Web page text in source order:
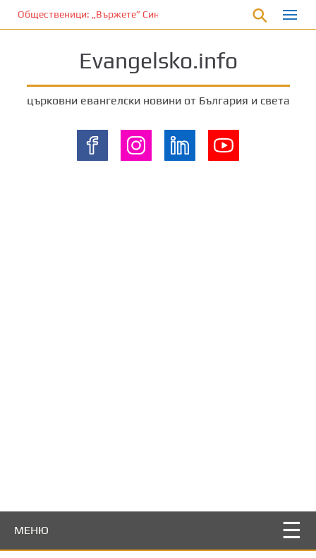
е
Общественици: „Вържете” Синода и владиците…
Evangelsko.info
църковни евангелски новини от България и света
МЕНЮ